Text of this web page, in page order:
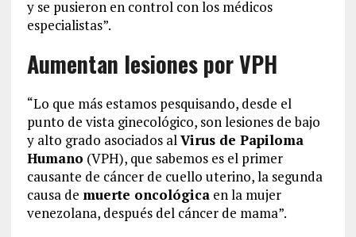
y se pusieron en control con los médicos
especialistas”.
Aumentan lesiones por VPH
“Lo que más estamos pesquisando, desde el
punto de vista ginecológico, son lesiones de bajo
y alto grado asociados alVirus de Papiloma
Humano (VPH), que sabemos es el primer
causante de cáncer de cuello uterino, la segunda
causa de muerte oncológicaen la mujer
venezolana, después del cáncer de mama”.